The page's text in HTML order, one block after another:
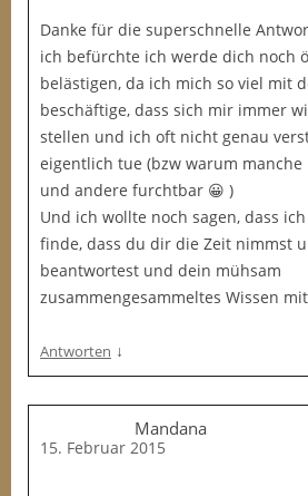
Danke für die superschnelle
ich befürchte ich werde dich noch
belästigen, da ich mich so viel mit
beschäftige, dass sich mir immer
stellen und ich oft nicht genau
eigentlich tue (bzw warum
und andere furchtbar 😀 )
Und ich wollte noch sagen, dass
finde, dass du dir die Zeit nimmst
beantwortest und dein mühsam
zusammengesammeltes Wissen
Antworten ↓
Mandana
15. Februar 2015